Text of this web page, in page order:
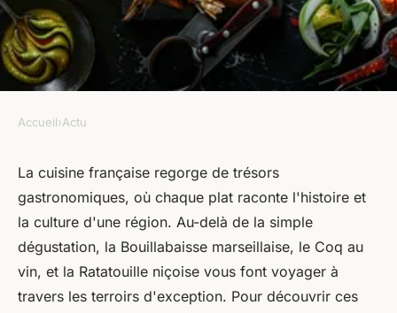
Découverte culinaire : 10 plats
français à essayer absolument
marie•27 mars 2024•2 min de lecture
Accueil›Actu
La cuisine française regorge de trésors
gastronomiques, où chaque plat raconte l'histoire et
la culture d'une région. Au-delà de la simple
dégustation, la Bouillabaisse marseillaise, le Coq au
vin, et la Ratatouille niçoise vous font voyager à
travers les terroirs d'exception. Pour découvrir ces